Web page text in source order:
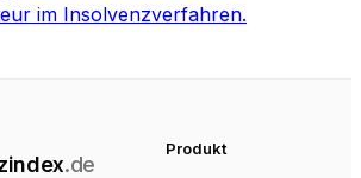
im Insolvenzverfahren.
index.de
Produkt